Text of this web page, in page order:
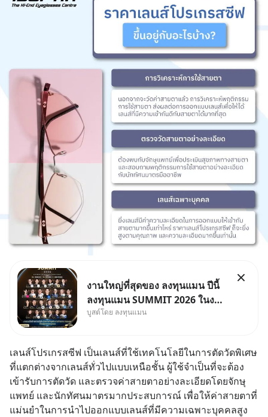
งานใหญ่ที่สุดของ ลงทุนแมน ปีนี้
ลงทุนแมน SUMMIT 2026 ในงาน
นี้จะมีเจ้าของธุรกิจ Dr.PONG,
Salad, LA GLACE, Fastwork,
MizuMi, KARMART, อิชิตัน มา
แชร์ความรู้การสร้างธุรกิจ
บูสต์โดย ลงทุนแมน
เลนส์โปรเกรสซีฟ เป็นเลนส์ที่ใช้เทคโนโลยีในการตัดวัดพิเศษ
ที่แตกต่างจากเลนส์ทั่วไปแบบเหนือชั้น ผู้ใช้จำเป็นที่จะต้อง
เข้ารับการตัดวัด และตรวจค่าสายตาอย่างละเอียดโดยจักษุ
แพทย์ และนักทัศนมาตรมากประสบการณ์ เพื่อให้ค่าสายตาที่
แม่นยำในการนำไปออกแบบเลนส์ที่มีความเฉพาะบุคคลสูง